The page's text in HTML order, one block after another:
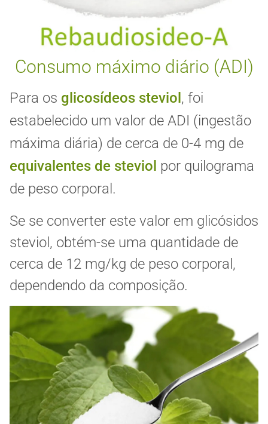
Consumo máximo diário (ADI)
Para os glicosídeos steviol , foi
estabelecido um valor de ADI (ingestão
máxima diária) de cerca de 0-4 mg de
equivalentes de steviol por quilograma
de peso corporal.
Se se converter este valor em glicósidos
steviol, obtém-se uma quantidade de
cerca de 12 mg/kg de peso corporal,
dependendo da composição.